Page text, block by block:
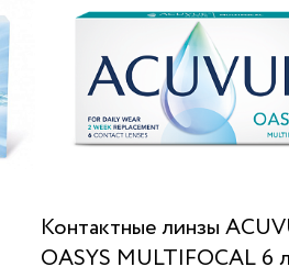
Контактные линзы
OASYS MULTIFOCAL 6